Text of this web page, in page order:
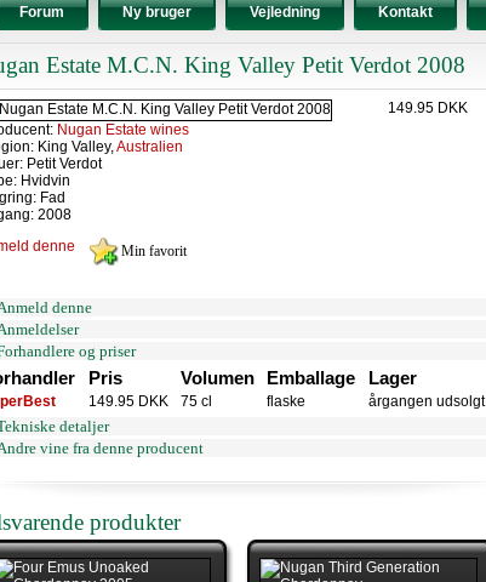
Forum Ny bruger Vejledning Kontakt
Estate M.C.N. King Valley Petit Verdot 2008
Nugan Estate wines
King Valley,Australien
Petit Verdot
Hvidvin
Fad
2008
149.95 DKK
denne
denne
og priser
Pris Volumen Emballage Lager
149.95 DKK 75 cl flaske årgangen udsolgt
detaljer
vine fra denne producent
produkter